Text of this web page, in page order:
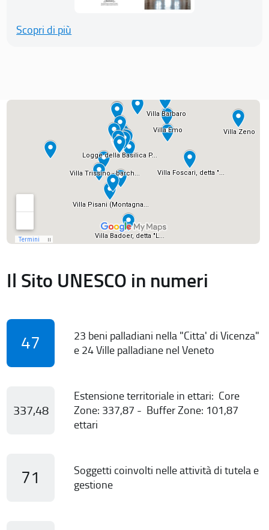
Scopri di più
Il Sito UNESCO in numeri
47
23 beni palladiani nella "Citta' di Vicenza"
e 24 Ville palladiane nel Veneto
337,48
Estensione territoriale in ettari: Core
Zone: 337,87 - Buffer Zone: 101,87
ettari
71
Soggetti coinvolti nelle attività di tutela e
gestione